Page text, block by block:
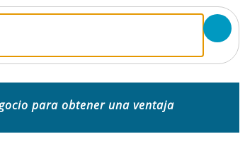
para obtener una ventaja